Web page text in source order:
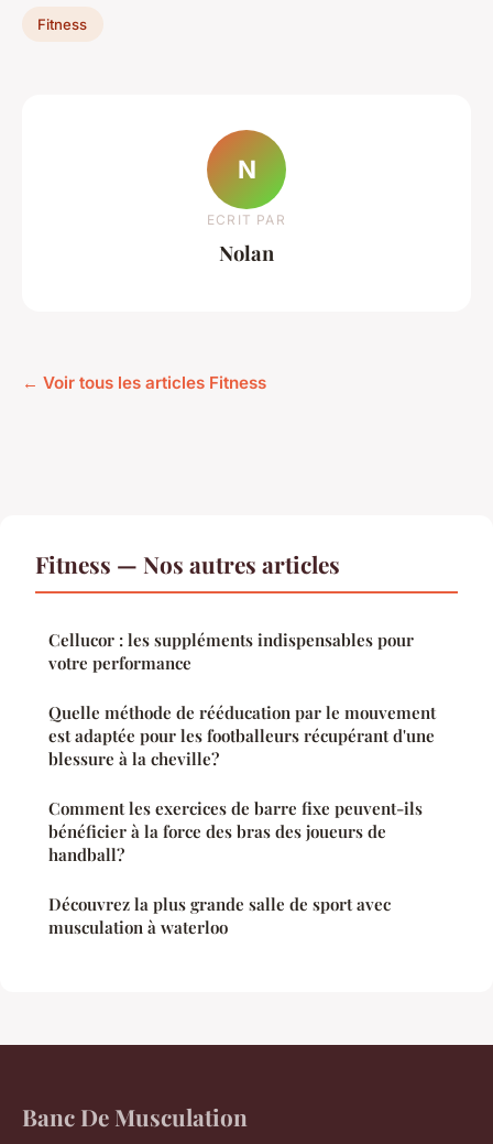
Fitness
N
ECRIT PAR
Nolan
← Voir tous les articles Fitness
Fitness — Nos autres articles
Cellucor : les suppléments indispensables pour
votre performance
Quelle méthode de rééducation par le mouvement
est adaptée pour les footballeurs récupérant d'une
blessure à la cheville?
Comment les exercices de barre fixe peuvent-ils
bénéficier à la force des bras des joueurs de
handball?
Découvrez la plus grande salle de sport avec
musculation à waterloo
Banc De Musculation